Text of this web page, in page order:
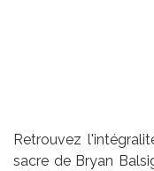
Retrouvez
sacre de Bryan